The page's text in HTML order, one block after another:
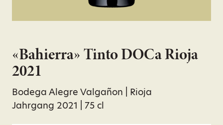
«Bahierra» Tinto DOCa Rioja
2021
Bodega Alegre Valgañon | Rioja
Jahrgang 2021 | 75 cl